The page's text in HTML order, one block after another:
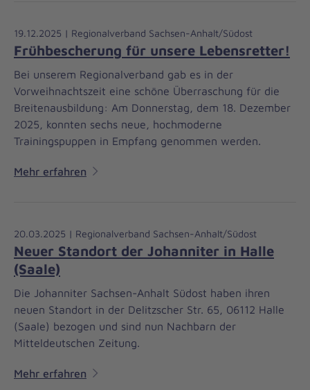
19.12.2025 | Regionalverband Sachsen-Anhalt/Südost
Frühbescherung für unsere Lebensretter!
Bei unserem Regionalverband gab es in der
Vorweihnachtszeit eine schöne Überraschung für die
Breitenausbildung: Am Donnerstag, dem 18. Dezember
2025, konnten sechs neue, hochmoderne
Trainingspuppen in Empfang genommen werden.
Mehr erfahren
20.03.2025 | Regionalverband Sachsen-Anhalt/Südost
Neuer Standort der Johanniter in Halle
(Saale)
Die Johanniter Sachsen-Anhalt Südost haben ihren
neuen Standort in der Delitzscher Str. 65, 06112 Halle
(Saale) bezogen und sind nun Nachbarn der
Mitteldeutschen Zeitung.
Mehr erfahren